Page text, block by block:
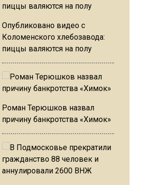
Опубликовано видео с
Коломенского хлебозавода:
пиццы валяются на полу
Роман Терюшков назвал
причину банкротства «Химок»